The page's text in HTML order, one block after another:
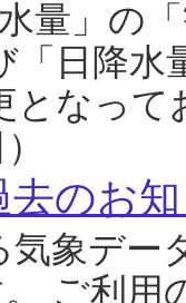
量」の
「日降
となっ
去のお
象デー
ご利用